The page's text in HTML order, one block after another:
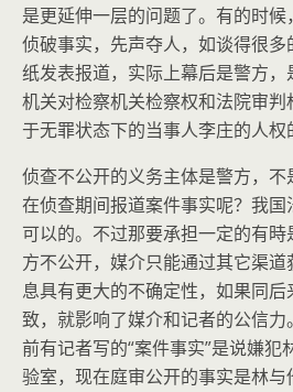
是更延伸一层的问题了。有的时
侦破事实，先声夺人，如谈得很
纸发表报道，实际上幕后是警方
机关对检察机关检察权和法院审
于无罪状态下的当事人李庄的人权
侦查不公开的义务主体是警方，
在侦查期间报道案件事实呢？我
可以的。不过那要承担一定的有
方不公开，媒介只能通过其它渠
息具有更大的不确定性，如果同
致，就影响了媒介和记者的公信
前有记者写的“案件事实”是说嫌犯
验室，现在庭审公开的事实是林